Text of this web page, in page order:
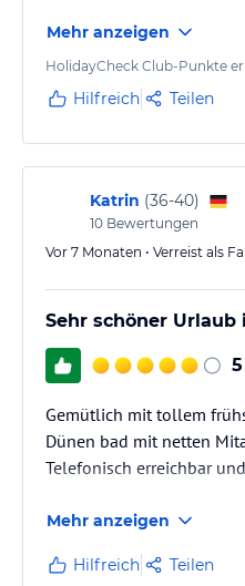
mitreisenden Kind -
ausprobiert.
Unser Start war leider
das WLAN funktionierte
der Dusche war leer.
behoben waren, haben
Mehr anzeigen
HolidayCheck Club-Punkte
Hilfreich Teilen
Katrin (36-40)
10 Bewertungen
Vor 7 Monaten • Verreist als
Sehr schöner
5
Gemütlich mit tollem
Dünen bad mit netten
Telefonisch erreichbar
Mehr anzeigen
Hilfreich Teilen